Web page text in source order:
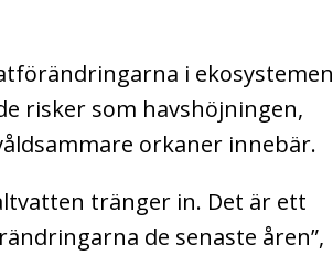
i ekosystemen
risker som havshöjningen,
orkaner innebär.
tränger in. Det är ett
de senaste åren”,